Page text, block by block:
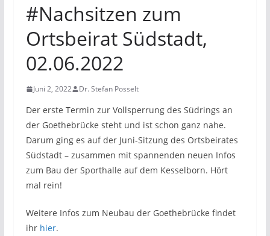
#Nachsitzen zum
Ortsbeirat Südstadt,
02.06.2022
Juni 2, 2022 Dr. Stefan Posselt
Der erste Termin zur Vollsperrung des Südrings an
der Goethebrücke steht und ist schon ganz nahe.
Darum ging es auf der Juni-Sitzung des Ortsbeirates
Südstadt – zusammen mit spannenden neuen Infos
zum Bau der Sporthalle auf dem Kesselborn. Hört
mal rein!
Weitere Infos zum Neubau der Goethebrücke findet
ihr hier.